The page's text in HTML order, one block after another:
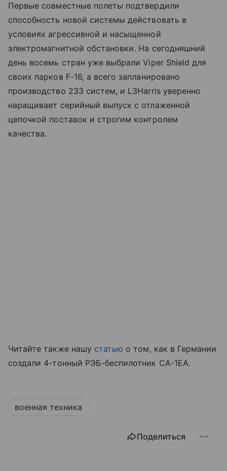
Первые совместные полеты подтвердили
способность новой системы действовать в
условиях агрессивной и насыщенной
электромагнитной обстановки. На сегодняшний
день восемь стран уже выбрали Viper Shield для
своих парков F-16, а всего запланировано
производство 233 систем, и L3Harris уверенно
наращивает серийный выпуск с отлаженной
цепочкой поставок и строгим контролем
качества.
Читайте также нашу статью о том, как в Германии
создали 4-тонный РЭБ-беспилотник CA-1EA.
военная техника
Поделиться